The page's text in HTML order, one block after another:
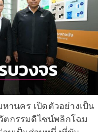
านคร เปิดตัวอย่างเป็น
ตกรรมดีไซน์พลิกโฉม